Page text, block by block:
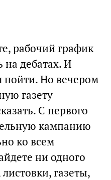
рабочий график
на дебатах. И
пойти. Но вечером
газету
С первого
кампанию
ко всем
ни одного
газеты,